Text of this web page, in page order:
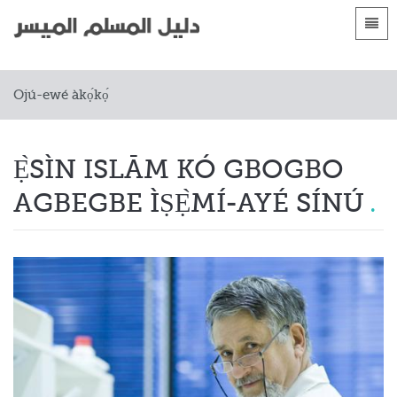
Àwọn ọ̀rọ̀ àkọ́sọ
Shqip
azərbaycan
Bosanski
Français
Hausa
Ojú-ewé àkọ́kọ́
Ẹ̀SÌN ISLĀM KÓ GBOGBO
AGBEGBE ÌṢẸ̀MÍ-AYÉ SÍNÚ